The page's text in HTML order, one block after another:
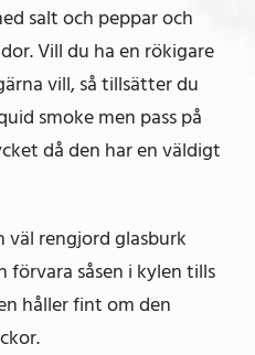
salt och peppar och
Vill du ha en rökigare
vill, så tillsätter du
smoke men pass på
då den har en väldigt
väl rengjord glasburk
såsen i kylen tills
håller fint om den